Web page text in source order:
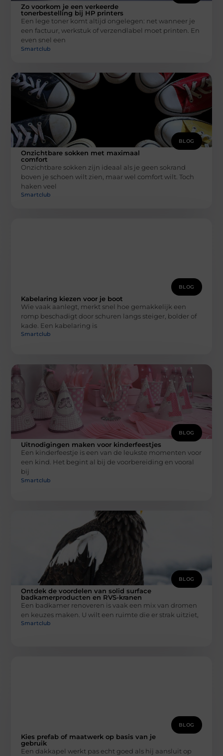
Zo voorkom je een verkeerde
tonerbestelling bij HP printers
Een lege toner komt altijd ongelegen: net wanneer je
een factuur, werkstuk of verzendlabel moet printen. En
even snel een
Smartclub
BLOG
Onzichtbare sokken met maximaal
comfort
Onzichtbare sokken zijn ideaal als je geen sokrand
boven je schoen wilt zien, maar wel comfort wilt. Toch
haken veel
Smartclub
BLOG
Kabelaring kiezen voor je boot
Wie vaak aanlegt, merkt snel hoe gemakkelijk een
romp beschadigt door schuren langs steiger, bolder of
kade. Een kabelaring is
Smartclub
BLOG
Uitnodigingen maken voor kinderfeestjes
Een kinderfeestje is een van de leukste momenten voor
een kind. Het begint al bij de voorbereiding en vooral
bij
Smartclub
BLOG
Ontdek de voordelen van solid surface
badkamerproducten en RVS-kranen
Een badkamer renoveren is vaak een mix van dromen
en keuzes maken. U wilt een ruimte die er strak uitziet,
Smartclub
BLOG
Kies prefab of maatwerk op basis van je
gebruik
Een dakkapel werkt pas echt goed als hij aansluit op